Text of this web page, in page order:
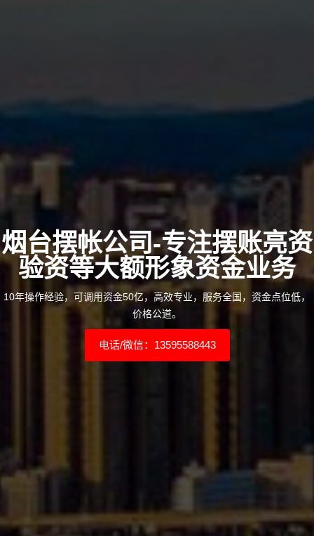
烟台摆帐公司-专注摆账亮资
验资等大额形象资金业务
10年操作经验，可调用资金50亿，高效专业，服务全国，资金点位低，
价格公道。
电话/微信：13595588443